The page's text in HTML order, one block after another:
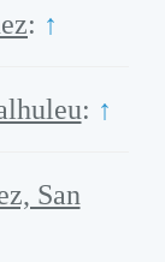
: ↑
: ↑
San